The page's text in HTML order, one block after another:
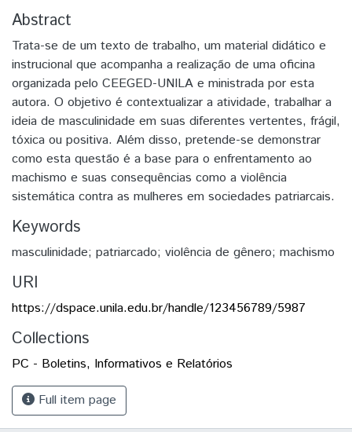
Abstract
Trata-se de um texto de trabalho, um material didático e
instrucional que acompanha a realização de uma oficina
organizada pelo CEEGED-UNILA e ministrada por esta
autora. O objetivo é contextualizar a atividade, trabalhar a
ideia de masculinidade em suas diferentes vertentes, frágil,
tóxica ou positiva. Além disso, pretende-se demonstrar
como esta questão é a base para o enfrentamento ao
machismo e suas consequências como a violência
sistemática contra as mulheres em sociedades patriarcais.
Keywords
masculinidade; patriarcado; violência de gênero; machismo
URI
https://dspace.unila.edu.br/handle/123456789/5987
Collections
PC - Boletins, Informativos e Relatórios
Full item page